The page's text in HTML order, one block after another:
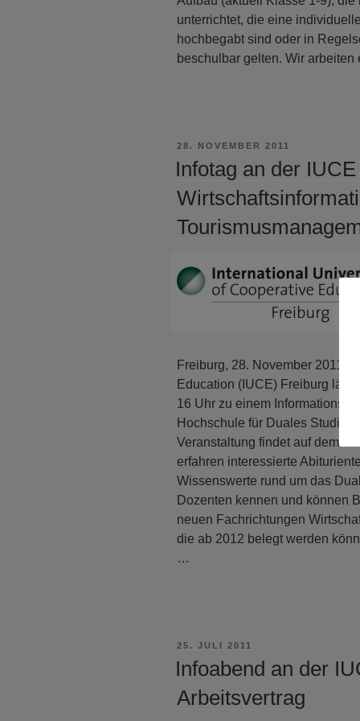
unterrichtet, die eine
hochbegabt sind oder in
beschulbar gelten. Wir
VERÖFFENTLICHT
28. NOVEMBER 2011
Infotag an der
Freiburg, 28. November 2011
Education (IUCE) Freiburg lädt
16 Uhr zu einem
Hochschule für Duales
Veranstaltung findet auf dem
erfahren interessierte
Wissenswerte rund um das
Dozenten kennen und können
neuen Fachrichtungen
die ab 2012 belegt werden
…
VERÖFFENTLICHT
25. JULI 2011
Infoabend an der
Arbeitsvertrag